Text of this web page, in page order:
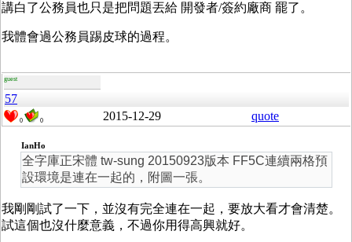
講白了公務員也只是把問題丟給 開發者/簽約廠商 罷了。
我體會過公務員踢皮球的過程。
guest
57
0 0 2015-12-29 quote
IanHo
全字庫正宋體 tw-sung 20150923版本 FF5C連續兩格預
設環境是連在一起的，附圖一張。
我剛剛試了一下，並沒有完全連在一起，要放大看才會清楚。
試這個也沒什麼意義，不過你用得高興就好。